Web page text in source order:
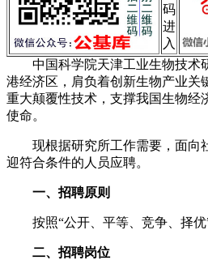
码
进
入
中国科学院天津工业生物技术
港经济区，肩负着创新生物产业关
重大颠覆性技术，支撑我国生物经
使命。
现根据研究所工作需要，面向
迎符合条件的人员应聘。
一、招聘原则
按照“公开、平等、竞争、择优”
二、招聘岗位